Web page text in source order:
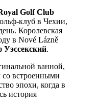
Golf Club
клуб в Чехии,
Королевская
в Nové Lázně
Уэссекский.
ванной,
со встроенными
эпохи, когда в
история